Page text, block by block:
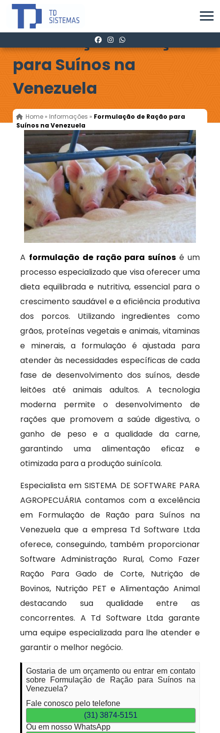
Formulação de Ração
para Suínos na
Venezuela
Home » Informações » Formulação de Ração para
Suínos na Venezuela
A formulação de ração para suínos é um
processo especializado que visa oferecer uma
dieta equilibrada e nutritiva, essencial para o
crescimento saudável e a eficiência produtiva
dos porcos. Utilizando ingredientes como
grãos, proteínas vegetais e animais, vitaminas
e minerais, a formulação é ajustada para
atender às necessidades específicas de cada
fase de desenvolvimento dos suínos, desde
leitões até animais adultos. A tecnologia
moderna permite o desenvolvimento de
rações que promovem a saúde digestiva, o
ganho de peso e a qualidade da carne,
garantindo uma alimentação eficaz e
otimizada para a produção suinícola.
Especialista em SISTEMA DE SOFTWARE PARA
AGROPECUÁRIA contamos com a excelência
em Formulação de Ração para Suínos na
Venezuela que a empresa Td Software Ltda
oferece, conseguindo, também proporcionar
Software Administração Rural, Como Fazer
Ração Para Gado de Corte, Nutrição de
Bovinos, Nutrição PET e Alimentação Animal
destacando sua qualidade entre as
concorrentes. A Td Software Ltda garante
uma equipe especializada para lhe atender e
garantir o melhor negócio.
Gostaria de um orçamento ou entrar em contato
sobre Formulação de Ração para Suínos na
Venezuela?
Fale conosco pelo telefone
(31) 3874-5151
Ou em nosso WhatsApp